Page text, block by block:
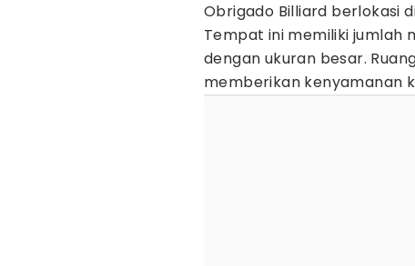
Obrigado Billiard berlokasi
Tempat ini memiliki jumlah
dengan ukuran besar.
memberikan kenyamanan